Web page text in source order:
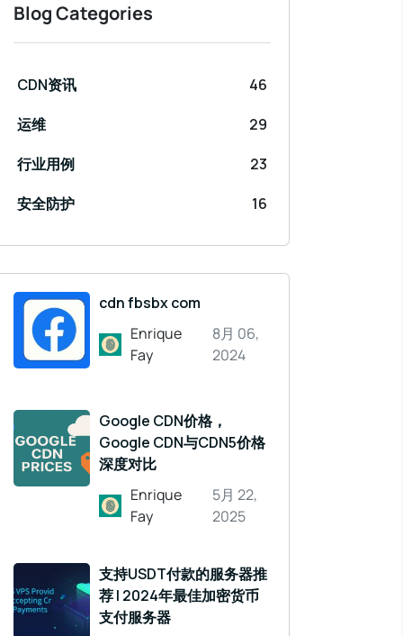
Blog Categories
CDN资讯
46
运维
29
行业用例
23
安全防护
16
cdn fbsbx com
Enrique
Fay
8月 06,
2024
Google CDN价格，
Google CDN与CDN5价格
深度对比
Enrique
Fay
5月 22,
2025
支持USDT付款的服务器推
荐 | 2024年最佳加密货币
支付服务器